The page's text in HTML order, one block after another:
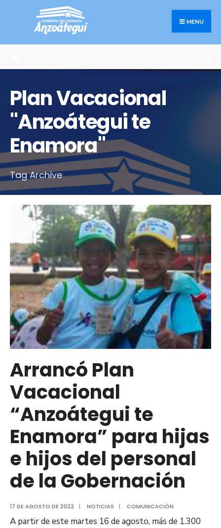
MENU
Plan Vacacional
"Anzoátegui te
Enamora"
Tag Archive
Arrancó Plan
Vacacional
“Anzoátegui te
Enamora” para hijas
e hijos del personal
de la Gobernación
17 DE AGOSTO DE 2022 | NOTICIAS | COMUNICACIÓN
A partir de este martes 16 de agosto, más de 1.300
Search